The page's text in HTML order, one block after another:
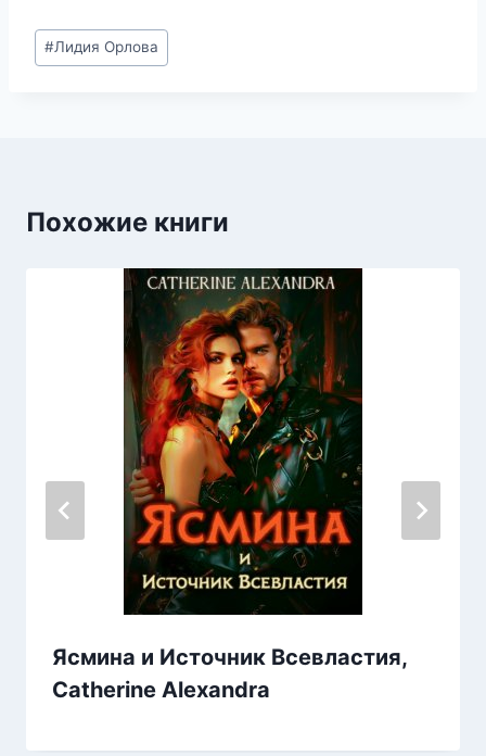
Метки
записи:
#Лидия Орлова
Похожие книги
Ясмина и Источник Всевластия,
Catherine Alexandra